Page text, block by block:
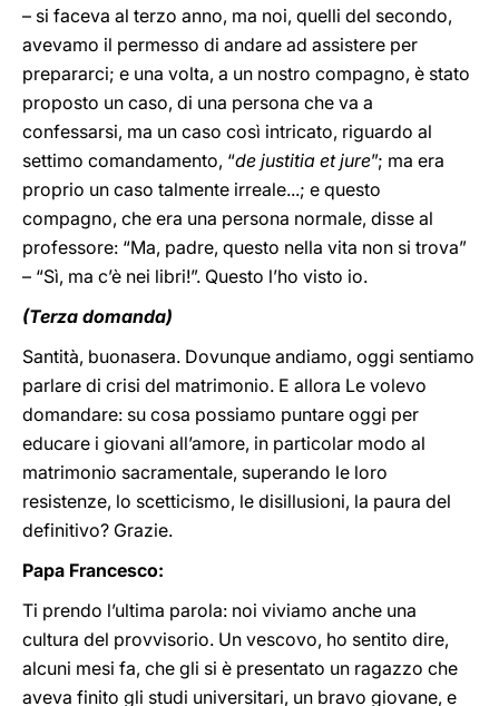
– si faceva al terzo anno, ma noi, quelli del secondo,
avevamo il permesso di andare ad assistere per
prepararci; e una volta, a un nostro compagno, è stato
proposto un caso, di una persona che va a
confessarsi, ma un caso così intricato, riguardo al
settimo comandamento, “de justitia et jure”; ma era
proprio un caso talmente irreale...; e questo
compagno, che era una persona normale, disse al
professore: “Ma, padre, questo nella vita non si trova”
– “Sì, ma c’è nei libri!”. Questo l’ho visto io.
(Terza domanda)
Santità, buonasera. Dovunque andiamo, oggi sentiamo
parlare di crisi del matrimonio. E allora Le volevo
domandare: su cosa possiamo puntare oggi per
educare i giovani all’amore, in particolar modo al
matrimonio sacramentale, superando le loro
resistenze, lo scetticismo, le disillusioni, la paura del
definitivo? Grazie.
Papa Francesco:
Ti prendo l’ultima parola: noi viviamo anche una
cultura del provvisorio. Un vescovo, ho sentito dire,
alcuni mesi fa, che gli si è presentato un ragazzo che
aveva finito gli studi universitari, un bravo giovane, e